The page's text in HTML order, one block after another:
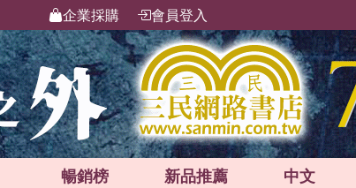
企業採購 會員登入
暢銷榜 新品推薦 中文